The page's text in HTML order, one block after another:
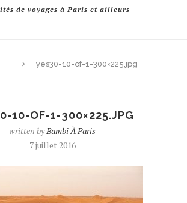
de voyages à Paris et ailleurs
yes30-10-of-1-300×225.jpg
10-OF-1-300×225.JPG
written byBambi À Paris
7 juillet 2016